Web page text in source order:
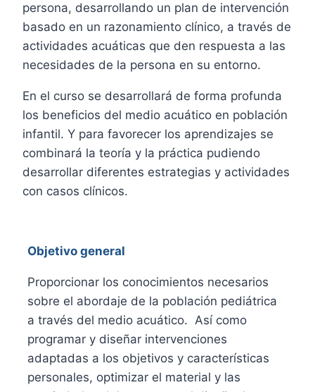
persona, desarrollando un plan de intervención
basado en un razonamiento clínico, a través de
actividades acuáticas que den respuesta a las
necesidades de la persona en su entorno.
En el curso se desarrollará de forma profunda
los beneficios del medio acuático en población
infantil. Y para favorecer los aprendizajes se
combinará la teoría y la práctica pudiendo
desarrollar diferentes estrategias y actividades
con casos clínicos.
Objetivo general
Proporcionar los conocimientos necesarios
sobre el abordaje de la población pediátrica
a través del medio acuático. Así como
programar y diseñar intervenciones
adaptadas a los objetivos y características
personales, optimizar el material y las